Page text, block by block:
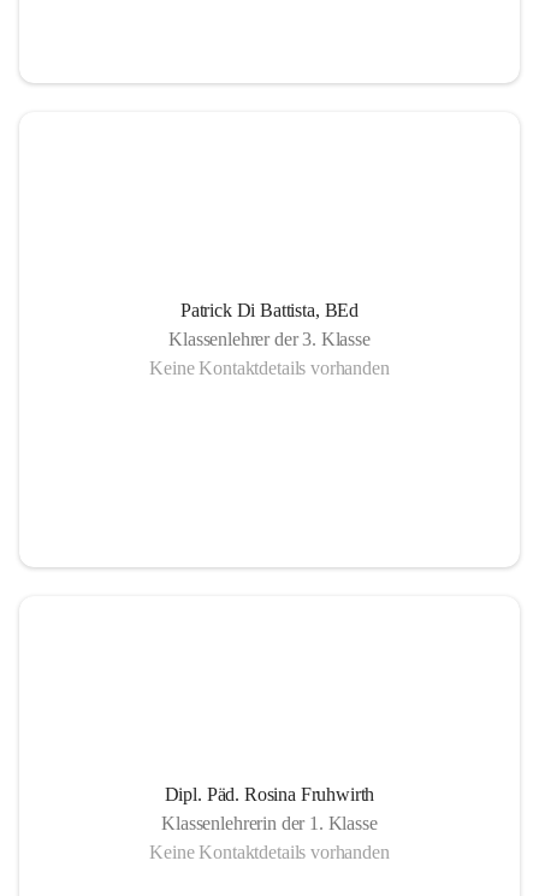
Patrick Di Battista, BEd
Klassenlehrer der 3. Klasse
Keine Kontaktdetails vorhanden
Dipl. Päd. Rosina Fruhwirth
Klassenlehrerin der 1. Klasse
Keine Kontaktdetails vorhanden